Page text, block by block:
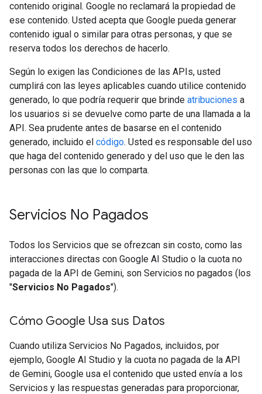
contenido original. Google no reclamará la propiedad de
ese contenido. Usted acepta que Google pueda generar
contenido igual o similar para otras personas, y que se
reserva todos los derechos de hacerlo.
Según lo exigen las Condiciones de las APIs, usted
cumplirá con las leyes aplicables cuando utilice contenido
generado, lo que podría requerir que brinde atribuciones a
los usuarios si se devuelve como parte de una llamada a la
API. Sea prudente antes de basarse en el contenido
generado, incluido el código. Usted es responsable del uso
que haga del contenido generado y del uso que le den las
personas con las que lo comparta.
Servicios No Pagados
Todos los Servicios que se ofrezcan sin costo, como las
interacciones directas con Google AI Studio o la cuota no
pagada de la API de Gemini, son Servicios no pagados (los
"Servicios No Pagados").
Cómo Google Usa sus Datos
Cuando utiliza Servicios No Pagados, incluidos, por
ejemplo, Google AI Studio y la cuota no pagada de la API
de Gemini, Google usa el contenido que usted envía a los
Servicios y las respuestas generadas para proporcionar,